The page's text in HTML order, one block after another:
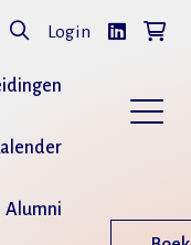
Login
Alumni